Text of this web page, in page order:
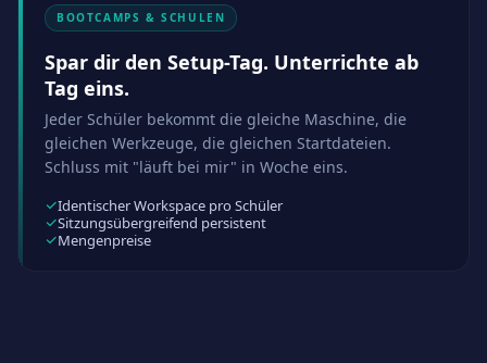
BOOTCAMPS & SCHULEN
Spar dir den Setup-Tag. Unterrichte ab
Tag eins.
Jeder Schüler bekommt die gleiche Maschine, die
gleichen Werkzeuge, die gleichen Startdateien.
Schluss mit "läuft bei mir" in Woche eins.
Identischer Workspace pro Schüler
Sitzungsübergreifend persistent
Mengenpreise